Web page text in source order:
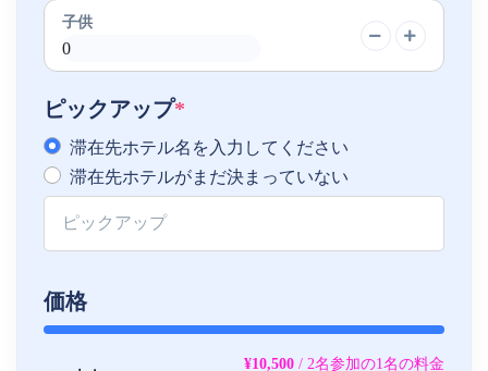
子供
ピックアップ*
滞在先ホテル名を入力してください
滞在先ホテルがまだ決まっていない
価格
¥10,500 / 2名参加の1名の料金